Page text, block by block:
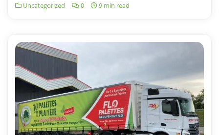
Uncategorized 0 9 min read